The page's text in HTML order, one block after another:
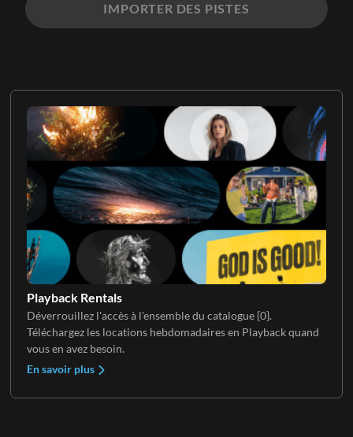
Playback Rentals
Déverrouillez l'accès à l'ensemble du catalogue {0}.
Téléchargez les locations hebdomadaires en Playback quand
vous en avez besoin.
En savoir plus
IMPORTER DES PISTES